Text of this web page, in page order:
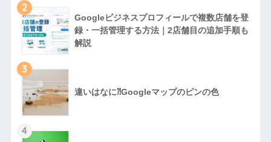
2
Googleビジネスプロフィールで複数店舗を登
録・一括管理する方法｜2店舗目の追加手順も
解説
3
違いはなに⁈Googleマップのピンの色
4